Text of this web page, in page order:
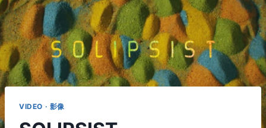
LETSFILM
VIDEO · 影像